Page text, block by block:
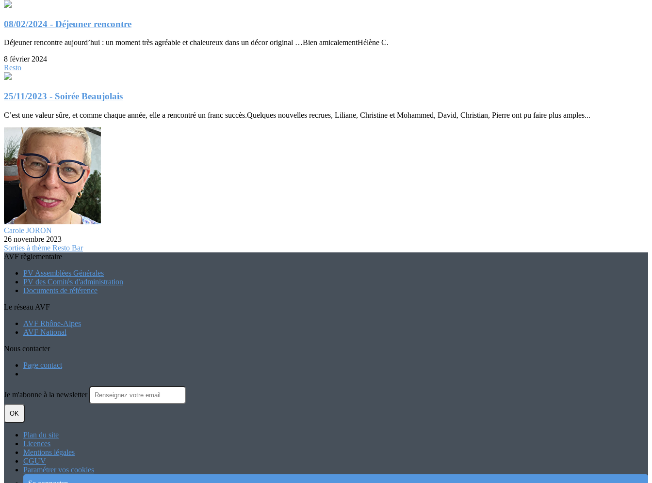
08/02/2024 - Déjeuner rencontre
Déjeuner rencontre aujourd’hui : un moment très agréable et chaleureux dans un décor original …Bien amicalementHélène C.
8 février 2024
Resto
25/11/2023 - Soirée Beaujolais
C’est une valeur sûre, et comme chaque année, elle a rencontré un franc succès.Quelques nouvelles recrues, Liliane, Christine et Mohammed, David, Christian, Pierre ont pu faire plus amples...
Carole JORON
26 novembre 2023
Sorties à thème Resto Bar
AVF règlementaire
PV Assemblées Générales
PV des Comités d'administration
Documents de référence
Le réseau AVF
AVF Rhône-Alpes
AVF National
Nous contacter
Page contact
Je m'abonne à la newsletter
OK
Plan du site
Licences
Mentions légales
CGUV
Paramétrer vos cookies